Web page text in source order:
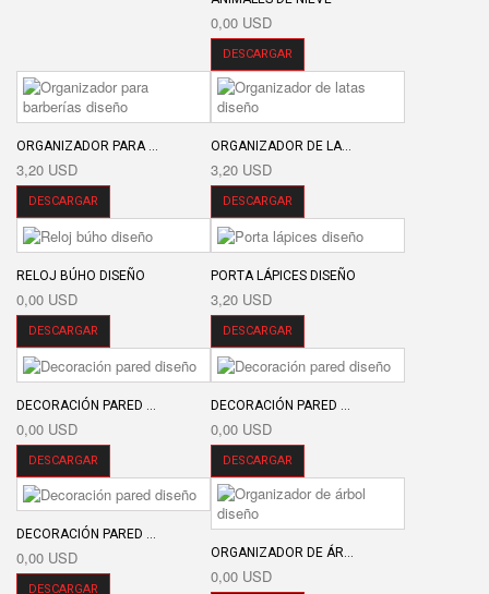
0,00 USD
DESCARGAR
ORGANIZADOR PARA ...
3,20 USD
DESCARGAR
ORGANIZADOR DE LA...
3,20 USD
DESCARGAR
RELOJ BÚHO DISEÑO
0,00 USD
DESCARGAR
PORTA LÁPICES DISEÑO
3,20 USD
DESCARGAR
DECORACIÓN PARED ...
0,00 USD
DESCARGAR
DECORACIÓN PARED ...
0,00 USD
DESCARGAR
DECORACIÓN PARED ...
0,00 USD
DESCARGAR
ORGANIZADOR DE ÁR...
0,00 USD